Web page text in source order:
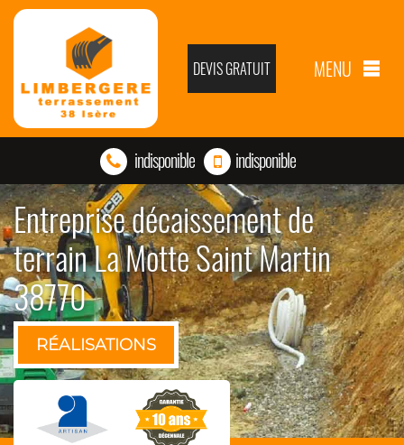
DEVIS GRATUIT MENU
indisponible indisponible
Entreprise décaissement de
terrain La Motte Saint Martin
38770
RÉALISATIONS